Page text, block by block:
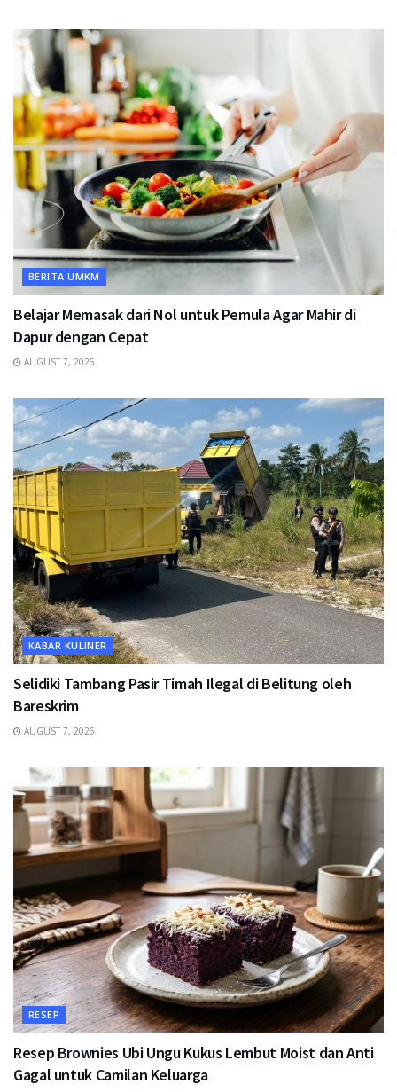
BERITA UMKM
Belajar Memasak dari Nol untuk Pemula Agar Mahir di
Dapur dengan Cepat
AUGUST 7, 2026
KABAR KULINER
Selidiki Tambang Pasir Timah Ilegal di Belitung oleh
Bareskrim
AUGUST 7, 2026
RESEP
Resep Brownies Ubi Ungu Kukus Lembut Moist dan Anti
Gagal untuk Camilan Keluarga